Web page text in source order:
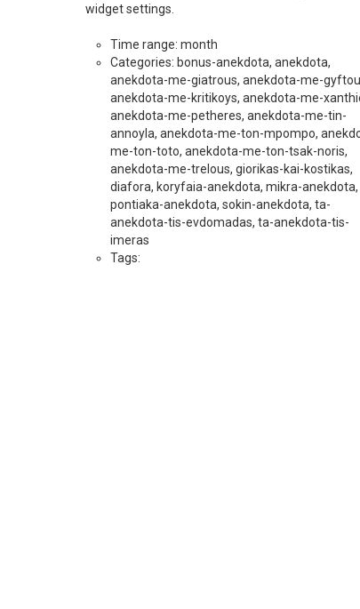
widget settings.
Time range: month
Categories: bonus-anekdota, anekdota,
anekdota-me-giatrous, anekdota-me-
anekdota-me-kritikoys, anekdota-me-
anekdota-me-petheres, anekdota-me-tin-
annoyla, anekdota-me-ton-mpompo,
me-ton-toto, anekdota-me-ton-tsak-noris,
anekdota-me-trelous, giorikas-kai-kostikas,
diafora, koryfaia-anekdota, mikra-anekdota,
pontiaka-anekdota, sokin-anekdota, ta-
anekdota-tis-evdomadas, ta-anekdota-tis-
imeras
Tags: